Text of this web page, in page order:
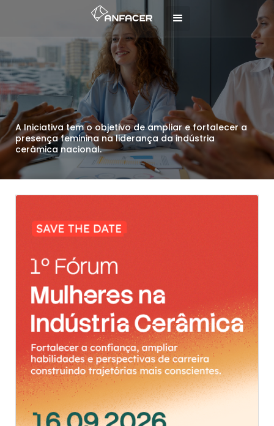
A Iniciativa tem o objetivo de ampliar e fortalecer a
presença feminina na liderança da indústria
cerâmica nacional.